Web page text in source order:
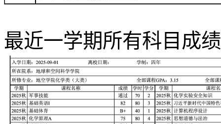
最近一学期所有科目成绩